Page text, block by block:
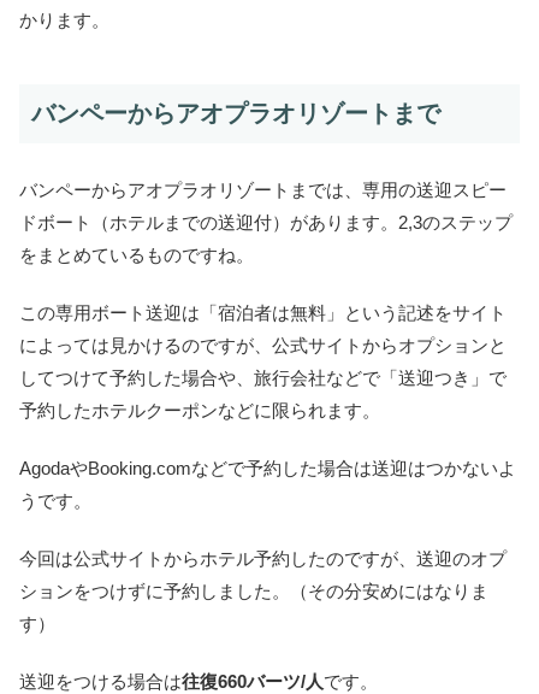
かります。
バンペーからアオプラオリゾートまで
バンペーからアオプラオリゾートまでは、専用の送迎スピー
ドボート（ホテルまでの送迎付）があります。2,3のステップ
をまとめているものですね。
この専用ボート送迎は「宿泊者は無料」という記述をサイト
によっては見かけるのですが、公式サイトからオプションと
してつけて予約した場合や、旅行会社などで「送迎つき」で
予約したホテルクーポンなどに限られます。
AgodaやBooking.comなどで予約した場合は送迎はつかないよ
うです。
今回は公式サイトからホテル予約したのですが、送迎のオプ
ションをつけずに予約しました。（その分安めにはなりま
す）
送迎をつける場合は往復660バーツ/人です。